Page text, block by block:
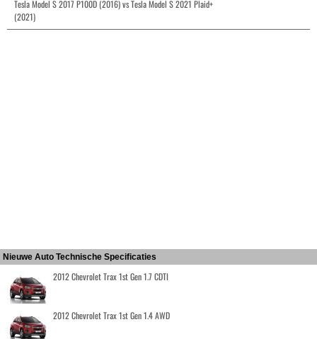
Tesla Model S 2017 P100D (2016) vs Tesla Model S 2021 Plaid+
(2021)
Nieuwe Auto Technische Specificaties
2012 Chevrolet Trax 1st Gen 1.7 CDTI
2012 Chevrolet Trax 1st Gen 1.4 AWD